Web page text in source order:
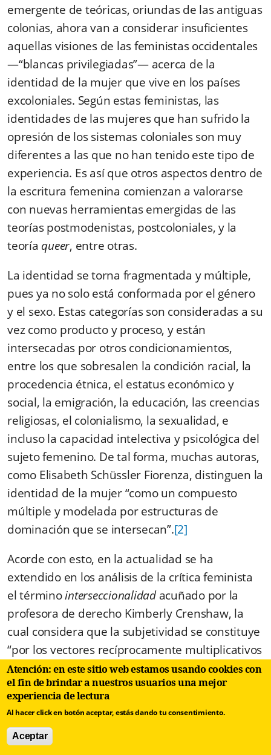
emergente de teóricas, oriundas de las antiguas
colonias, ahora van a considerar insuficientes
aquellas visiones de las feministas occidentales
—“blancas privilegiadas”— acerca de la
identidad de la mujer que vive en los países
excoloniales. Según estas feministas, las
identidades de las mujeres que han sufrido la
opresión de los sistemas coloniales son muy
diferentes a las que no han tenido este tipo de
experiencia. Es así que otros aspectos dentro de
la escritura femenina comienzan a valorarse
con nuevas herramientas emergidas de las
teorías postmodenistas, postcoloniales, y la
teoría queer, entre otras.
La identidad se torna fragmentada y múltiple,
pues ya no solo está conformada por el género
y el sexo. Estas categorías son consideradas a su
vez como producto y proceso, y están
intersecadas por otros condicionamientos,
entre los que sobresalen la condición racial, la
procedencia étnica, el estatus económico y
social, la emigración, la educación, las creencias
religiosas, el colonialismo, la sexualidad, e
incluso la capacidad intelectiva y psicológica del
sujeto femenino. De tal forma, muchas autoras,
como Elisabeth Schüssler Fiorenza, distinguen la
identidad de la mujer “como un compuesto
múltiple y modelada por estructuras de
dominación que se intersecan”.[2]
Acorde con esto, en la actualidad se ha
extendido en los análisis de la crítica feminista
el términointerseccionalidadacuñado por la
profesora de derecho Kimberly Crenshaw, la
cual considera que la subjetividad se constituye
“por los vectores recíprocamente multiplicativos
de la raza, el género, la clase, la sexualidad y el
imperialismo”, otorgándole, sobre todo por este
último aspecto, una connotación política
esencial a los acercamientos feministas.
Atención: en este sitio web estamos usando cookies con
el fin de brindar a nuestros usuarios una mejor
experiencia de lectura
Al hacer click en botón aceptar, estás dando tu consentimiento.
Aceptar